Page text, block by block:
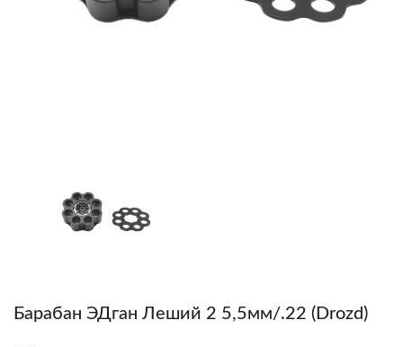
Барабан ЭДган Леший 2 5,5мм/.22 (drozd)